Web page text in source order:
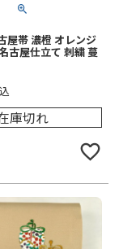
屋帯 濃橙 オレンジ
古屋仕立て 刺繍 蔓
庫切れ